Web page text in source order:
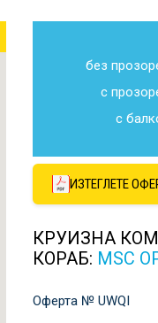
без
с
с
ИЗТЕГЛЕТЕ
КРУИЗНА
КОРАБ: MSC
Оферта № UWQI